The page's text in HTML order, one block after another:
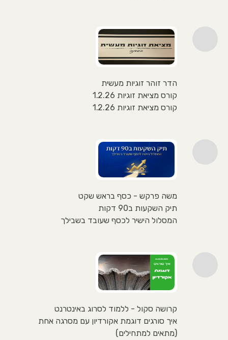
הדר זוהר זוגיות מעשית
קורס מציאת זוגיות 1.2.26
קורס מציאת זוגיות 1.2.26
משה פרקש - כסף בראש שקט
תיק השקעות ב90 דקות
המסלול הישיר לכסף שעובד בשבילך
קרושה סקול - ללמוד לסרוג באינטרנט
איך סורגים דוגמת אקורדיון עם מסרגה אחת
(מתאים למתחילים)